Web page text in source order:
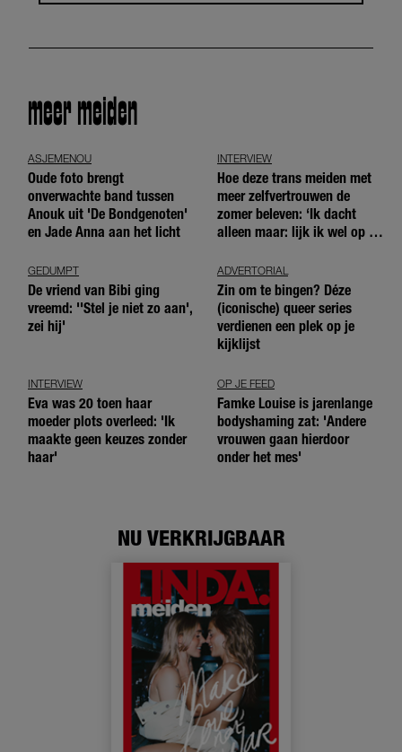
meer meiden
ASJEMENOU
Oude foto brengt
onverwachte band tussen
Anouk uit 'De Bondgenoten'
en Jade Anna aan het licht
INTERVIEW
Hoe deze trans meiden met
meer zelfvertrouwen de
zomer beleven: ‘Ik dacht
alleen maar: lijk ik wel op de
GEDUMPT
De vriend van Bibi ging
vreemd: ''Stel je niet zo aan',
zei hij'
ADVERTORIAL
Zin om te bingen? Déze
(iconische) queer series
verdienen een plek op je
kijklijst
INTERVIEW
Eva was 20 toen haar
moeder plots overleed: 'Ik
maakte geen keuzes zonder
haar'
OP JE FEED
Famke Louise is jarenlange
bodyshaming zat: 'Andere
vrouwen gaan hierdoor
onder het mes'
NU VERKRIJGBAAR